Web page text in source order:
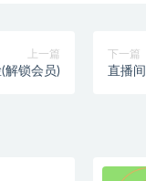
上一篇
解锁会员)
下一篇
直播